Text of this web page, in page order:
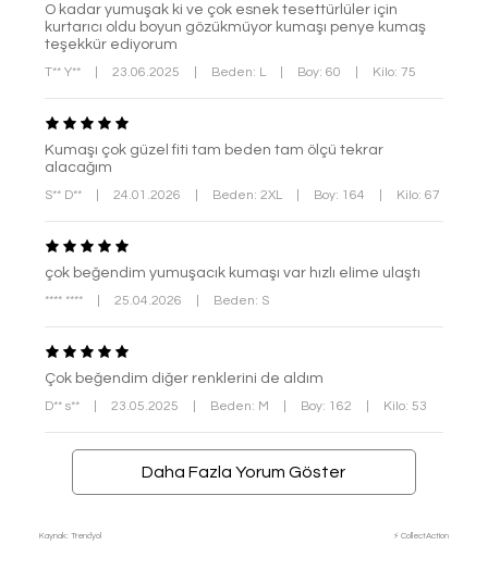
O kadar yumuşak ki ve çok esnek tesettürlüler için
kurtarıcı oldu boyun gözükmüyor kumaşı penye kumaş
teşekkür ediyorum
T** Y** 23.06.2025 Beden: L Boy: 60 Kilo: 75
Kumaşı çok güzel fiti tam beden tam ölçü tekrar
alacağım
S** D** 24.01.2026 Beden: 2XL Boy: 164 Kilo: 67
çok beğendim yumuşacık kumaşı var hızlı elime ulaştı
**** **** 25.04.2026 Beden: S
Çok beğendim diğer renklerini de aldım
D** s** 23.05.2025 Beden: M Boy: 162 Kilo: 53
Daha Fazla Yorum Göster
Kaynak: Trendyol ⚡ CollectAction